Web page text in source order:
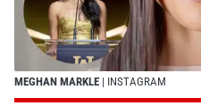
MEGHAN MARKLE | INSTAGRAM